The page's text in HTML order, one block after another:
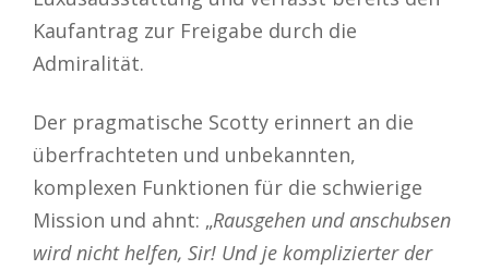
Kaufantrag zur Freigabe durch die
Admiralität.
Der pragmatische Scotty erinnert an die
überfrachteten und unbekannten,
komplexen Funktionen für die schwierige
Mission und ahnt: „Rausgehen und anschubsen
wird nicht helfen, Sir! Und je komplizierter der